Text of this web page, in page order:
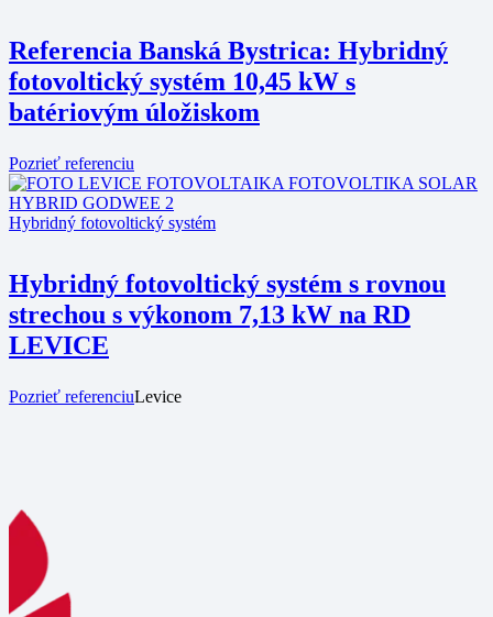
Referencia Banská Bystrica: Hybridný
fotovoltický systém 10,45 kW s
batériovým úložiskom
Pozrieť referenciu
Hybridný fotovoltický systém
Hybridný fotovoltický systém s rovnou
strechou s výkonom 7,13 kW na RD
LEVICE
Pozrieť referenciuLevice